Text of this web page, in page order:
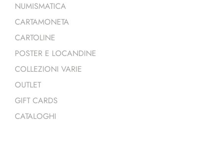
NUMISMATICA
CARTAMONETA
CARTOLINE
POSTER E LOCANDINE
COLLEZIONI VARIE
OUTLET
GIFT CARDS
CATALOGHI